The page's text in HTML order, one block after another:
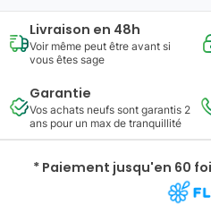
Livraison en 48h
Voir même peut être avant si
vous êtes sage
Garantie
Vos achats neufs sont garantis 2
ans pour un max de tranquillité
* Paiement jusqu'en 60